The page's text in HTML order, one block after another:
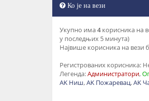
Ко је на вези
Укупно има4корисника на
у последњих 5 минута)
Највише корисника на вези
Регистрованих корисника:
Легенда:Администратори,
AK Ниш,AK Пожаревац,AK